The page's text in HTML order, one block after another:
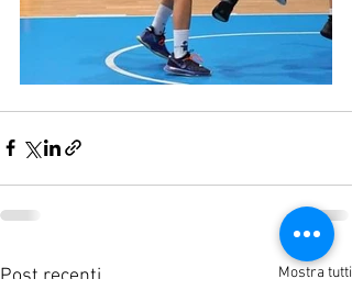
Post recenti Mostra tutti